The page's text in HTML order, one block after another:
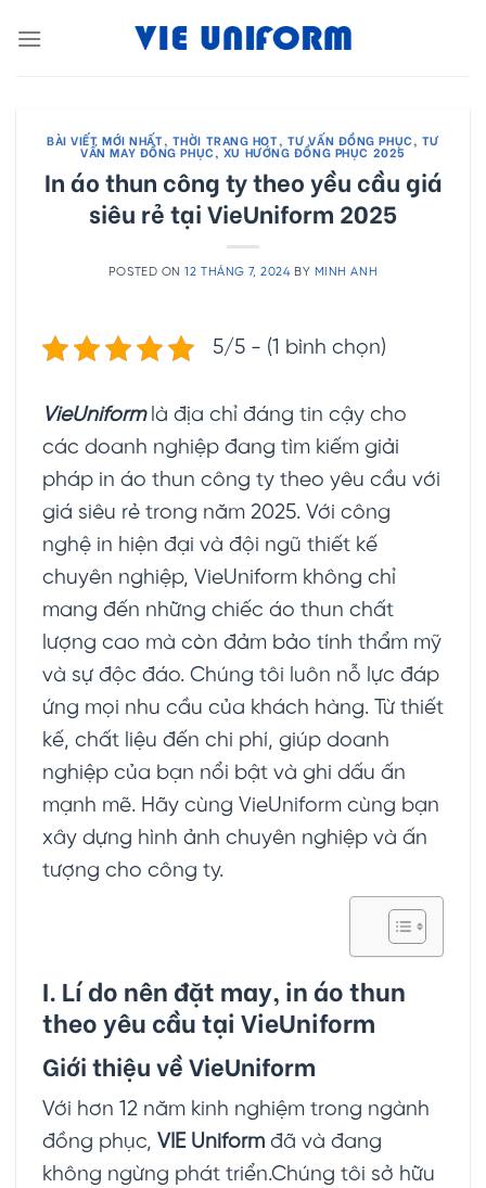
BÀI VIẾT MỚI NHẤT, THỜI TRANG HOT, TƯ VẤN ĐỒNG PHỤC, TƯ
VẤN MAY ĐỒNG PHỤC, XU HƯỚNG ĐỒNG PHỤC 2025
In áo thun công ty theo yều cầu giá
siêu rẻ tại VieUniform 2025
POSTED ON12 THÁNG 7, 2024 BY MINH ANH
5/5 - (1 bình chọn)
VieUniform là địa chỉ đáng tin cậy cho
các doanh nghiệp đang tìm kiếm giải
pháp in áo thun công ty theo yêu cầu với
giá siêu rẻ trong năm 2025. Với công
nghệ in hiện đại và đội ngũ thiết kế
chuyên nghiệp, VieUniform không chỉ
mang đến những chiếc áo thun chất
lượng cao mà còn đảm bảo tính thẩm mỹ
và sự độc đáo. Chúng tôi luôn nỗ lực đáp
ứng mọi nhu cầu của khách hàng. Từ thiết
kế, chất liệu đến chi phí, giúp doanh
nghiệp của bạn nổi bật và ghi dấu ấn
mạnh mẽ. Hãy cùng VieUniform cùng bạn
xây dựng hình ảnh chuyên nghiệp và ấn
tượng cho công ty.
I. Lí do nên đặt may, in áo thun
theo yêu cầu tại VieUniform
Giới thiệu về VieUniform
Với hơn 12 năm kinh nghiệm trong ngành
đồng phục, VIE Uniform đã và đang
không ngừng phát triển.Chúng tôi sở hữu